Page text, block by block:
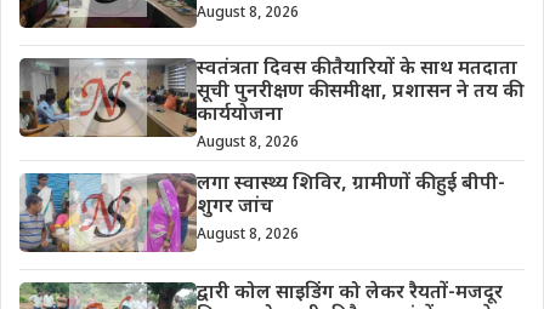
August 8, 2026
स्वतंत्रता दिवस की तैयारियों के साथ मतदाता
सूची पुनरीक्षण की समीक्षा, प्रशासन ने तय की
कार्ययोजना
August 8, 2026
लगा स्वास्थ्य शिविर, ग्रामीणों की हुई बीपी-
शुगर जांच
August 8, 2026
द्वारी कोल साइडिंग को लेकर रैयतों-मजदूर